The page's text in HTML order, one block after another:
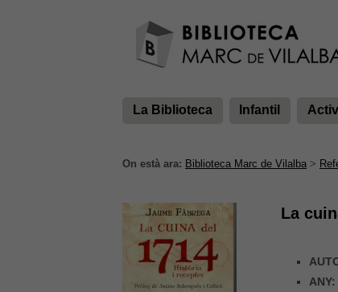
La Biblioteca Infantil
On està ara: Biblioteca Marc de Vilalba >
La
ANY: